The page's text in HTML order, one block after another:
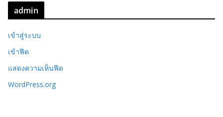
admin
เข้าสู่ระบบ
เข้าฟีด
แสดงความเห็นฟีด
WordPress.org